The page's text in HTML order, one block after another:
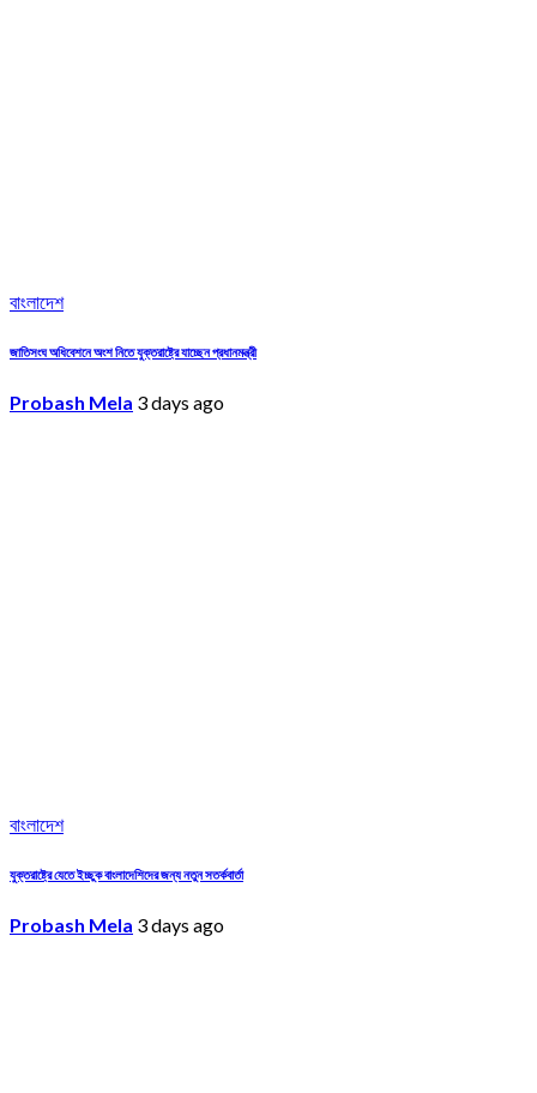
বাংলাদেশ
জাতিসংঘ অধিবেশনে অংশ নিতে যুক্তরাষ্ট্রে যাচ্ছেন প্রধানমন্ত্রী
Probash Mela 3 days ago
বাংলাদেশ
যুক্তরাষ্ট্রে যেতে ইচ্ছুক বাংলাদেশিদের জন্য নতুন সতর্কবার্তা
Probash Mela 3 days ago